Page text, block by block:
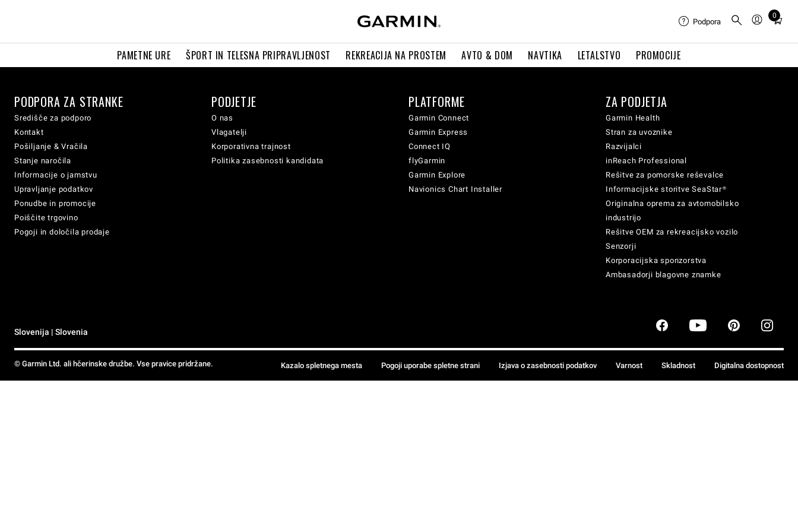
PAMETNE URE ŠPORT IN TELESNA PRIPRAVLJENOST REKREACIJA NA PROSTEM AVTO & DOM NAVTIKA LETALSTVO PROMOCIJE
Podpora
0
Total
cart:
PODPORA ZA STRANKE
Središče za podporo
Kontakt
Pošiljanje & Vračila
Stanje naročila
Informacije o jamstvu
Upravljanje podatkov
Ponudbe in promocije
Poiščite trgovino
Pogoji in določila prodaje
PODJETJE
O nas
Vlagatelji
Korporativna trajnost
Politika zasebnosti kandidata
PLATFORME
Garmin Connect
Garmin Express
Connect IQ
flyGarmin
Garmin Explore
Navionics Chart Installer
ZA PODJETJA
Garmin Health
Stran za uvoznike
Razvijalci
inReach Professional
Rešitve za pomorske reševalce
Informacijske storitve SeaStar®
Originalna oprema za avtomobilsko
industrijo
Rešitve OEM za rekreacijsko vozilo
Senzorji
Korporacijska sponzorstva
Ambasadorji blagovne znamke
Slovenija | Slovenia
© Garmin Ltd. ali hčerinske družbe. Vse pravice pridržane. Kazalo spletnega mesta Pogoji uporabe spletne strani Izjava o zasebnosti podatkov Varnost Skladnost Digitalna dostopnost